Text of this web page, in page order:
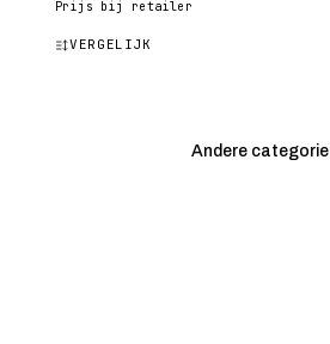
Prijs bij retailer
VERGELIJK
Andere categorie